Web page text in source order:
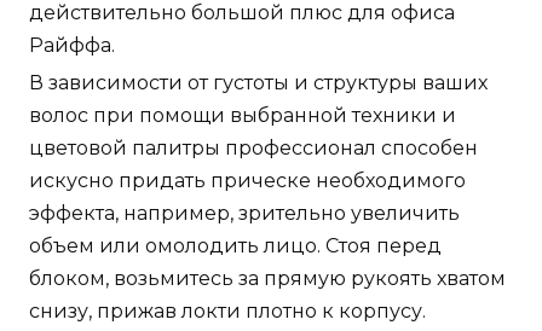
действительно большой плюс для офиса
Райффа.
В зависимости от густоты и структуры ваших
волос при помощи выбранной техники и
цветовой палитры профессионал способен
искусно придать прическе необходимого
эффекта, например, зрительно увеличить
объем или омолодить лицо. Стоя перед
блоком, возьмитесь за прямую рукоять хватом
снизу, прижав локти плотно к корпусу.